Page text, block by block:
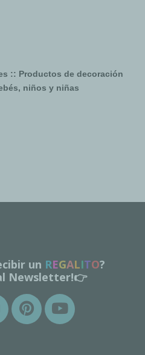
:: Productos de decoración
niños y niñas
un REGALITO?
Newsletter!👉